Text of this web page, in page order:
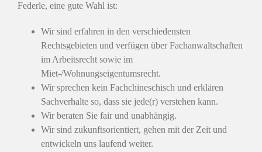
Federle, eine gute Wahl ist:
Wir sind erfahren in den verschiedensten
Rechtsgebieten und verfügen über Fachanwaltschaften
im Arbeitsrecht sowie im
Miet-/Wohnungseigentumsrecht.
Wir sprechen kein Fachchineschisch und erklären
Sachverhalte so, dass sie jede(r) verstehen kann.
Wir beraten Sie fair und unabhängig.
Wir sind zukunftsorientiert, gehen mit der Zeit und
entwickeln uns laufend weiter.